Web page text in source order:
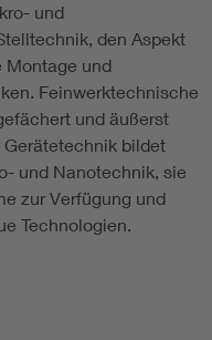
und
den Aspekt
Montage und
Feinwerktechnische
und äußerst
bildet
und Nanotechnik, sie
zur Verfügung und
Technologien.